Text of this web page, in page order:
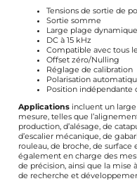
Tensions de sortie de
Sortie somme
Large plage dynamique
DC à 15 kHz
Compatible avec tous
Offset zéro/Nulling
Réglage de calibration
Polarisation
Position indépendante
Applicationsincluent un large
mesure, telles que
production, d’alésage, de
d’escalier mécanique, de
rouleau, de broche, de
également en charge des
de précision, ainsi que la mise
de recherche et